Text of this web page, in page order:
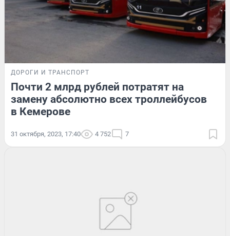
ДОРОГИ И ТРАНСПОРТ
Почти 2 млрд рублей потратят на
замену абсолютно всех троллейбусов
в Кемерове
31 октября, 2023, 17:40 4 752 7